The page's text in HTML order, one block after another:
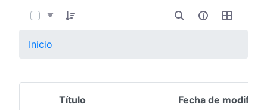
Inicio
Selección del elemento
Título Fecha de